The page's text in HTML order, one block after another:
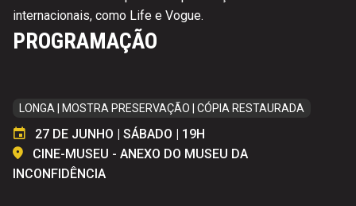
internacionais, como Life e Vogue.
PROGRAMAÇÃO
LONGA | MOSTRA PRESERVAÇÃO | CÓPIA RESTAURADA
27 DE JUNHO | SÁBADO | 19H
CINE-MUSEU - ANEXO DO MUSEU DA
INCONFIDÊNCIA